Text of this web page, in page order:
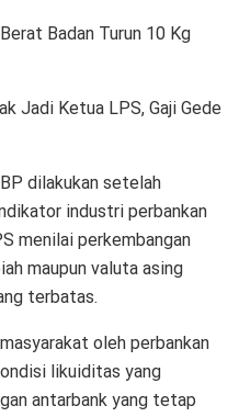
Badan Turun 10 Kg
Jadi Ketua LPS, Gaji Gede
dilakukan setelah
industri perbankan
menilai perkembangan
maupun valuta asing
terbatas.
oleh perbankan
likuiditas yang
antarbank yang tetap